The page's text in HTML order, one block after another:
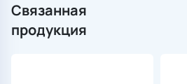
Связанная
продукция